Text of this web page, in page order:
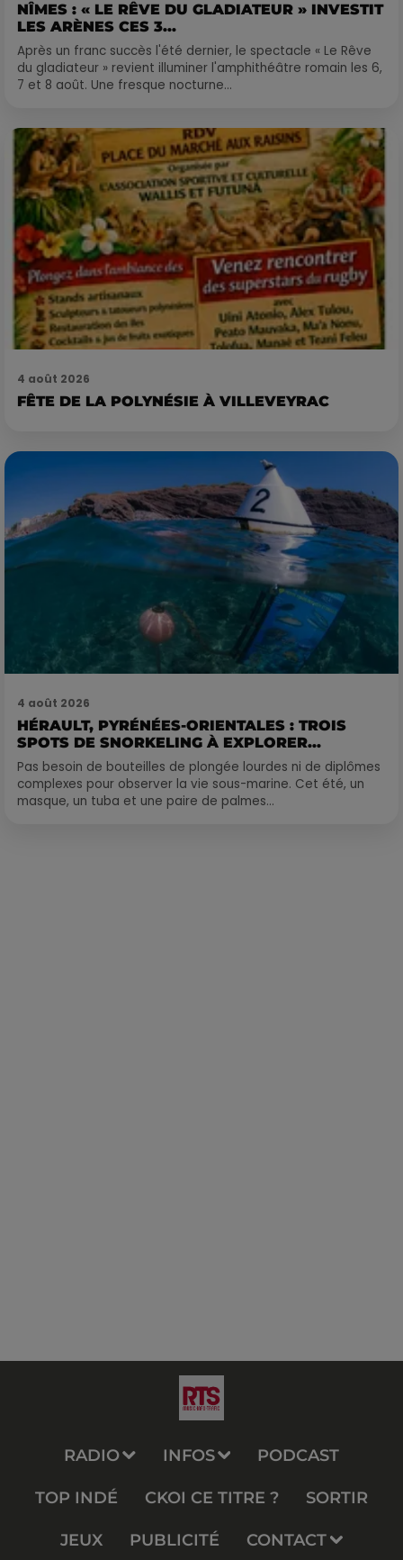
NÎMES : « LE RÊVE DU GLADIATEUR » INVESTIT
LES ARÈNES CES 3...
Après un franc succès l'été dernier, le spectacle « Le Rêve
du gladiateur » revient illuminer l'amphithéâtre romain les 6,
7 et 8 août. Une fresque nocturne...
4 août 2026
FÊTE DE LA POLYNÉSIE À VILLEVEYRAC
4 août 2026
HÉRAULT, PYRÉNÉES-ORIENTALES : TROIS
SPOTS DE SNORKELING À EXPLORER...
Pas besoin de bouteilles de plongée lourdes ni de diplômes
complexes pour observer la vie sous-marine. Cet été, un
masque, un tuba et une paire de palmes...
RADIO INFOS PODCAST
TOP INDÉ CKOI CE TITRE ? SORTIR
JEUX PUBLICITÉ CONTACT